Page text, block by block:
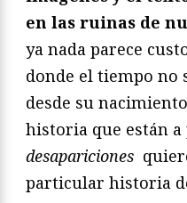
en las ruinas de
ya nada parece
donde el tiempo no
desde su
historia que están a
desapariciones
particular historia